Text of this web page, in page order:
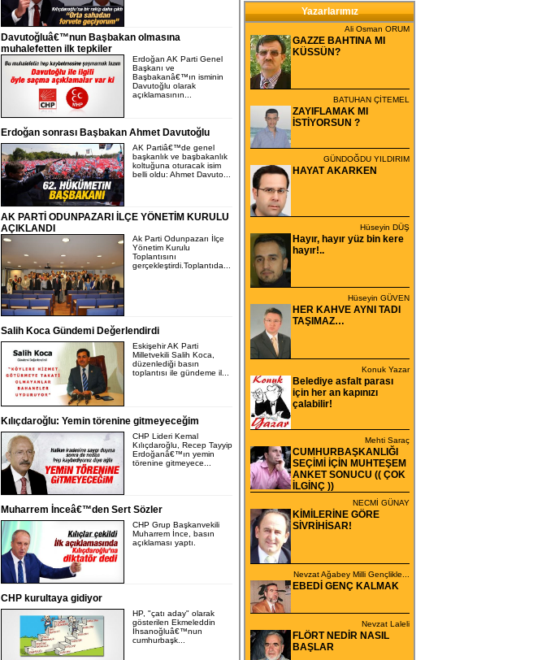
Davutoğluâ€™nun Başbakan olmasına
muhalefetten ilk tepkiler
Erdoğan AK Parti Genel
Başkanı ve
Başbakanâ€™ın isminin
Davutoğlu olarak
açıklamasının...
Erdoğan sonrası Başbakan Ahmet Davutoğlu
AK Partiâ€™de genel
başkanlık ve başbakanlık
koltuğuna oturacak isim
belli oldu: Ahmet Davuto...
AK PARTİ ODUNPAZARI İLÇE YÖNETİM KURULU
AÇIKLANDI
Ak Parti Odunpazarı İlçe
Yönetim Kurulu
Toplantısını
gerçekleştirdi.Toplantıda...
Salih Koca Gündemi Değerlendirdi
Eskişehir AK Parti
Milletvekili Salih Koca,
düzenlediği basın
toplantısı ile gündeme il...
Kılıçdaroğlu: Yemin törenine gitmeyeceğim
CHP Lideri Kemal
Kılıçdaroğlu, Recep Tayyip
Erdoğanâ€™ın yemin
törenine gitmeyece...
Muharrem İnceâ€™den Sert Sözler
CHP Grup Başkanvekili
Muharrem İnce, basın
açıklaması yaptı.
CHP kurultaya gidiyor
HP, "çatı aday" olarak
gösterilen Ekmeleddin
İhsanoğluâ€™nun
cumhurbaşk...
Yazarlarımız
Ali Osman ORUM
GAZZE BAHTINA MI
KÜSSÜN?
BATUHAN ÇİTEMEL
ZAYIFLAMAK MI
İSTİYORSUN ?
GÜNDOĞDU YILDIRIM
HAYAT AKARKEN
Hüseyin DÜŞ
Hayır, hayır yüz bin kere
hayır!..
Hüseyin GÜVEN
HER KAHVE AYNI TADI
TAŞIMAZ…
Konuk Yazar
Belediye asfalt parası
için her an kapınızı
çalabilir!
Mehti Saraç
CUMHURBAŞKANLIĞI
SEÇİMİ İÇİN MUHTEŞEM
ANKET SONUCU (( ÇOK
İLGİNÇ ))
NECMİ GÜNAY
KİMİLERİNE GÖRE
SİVRİHİSAR!
Nevzat Ağabey Milli Gençlikle...
EBEDİ GENÇ KALMAK
Nevzat Laleli
FLÖRT NEDİR NASIL
BAŞLAR